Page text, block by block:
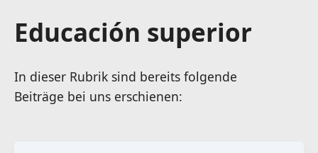
Educación superior